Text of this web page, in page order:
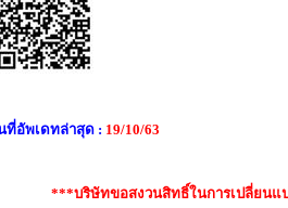
ที่อัพเดทล่าสุด : 19/10/63
***บริษัทขอสงวนสิทธิ์ในการเปลี่ยนแ